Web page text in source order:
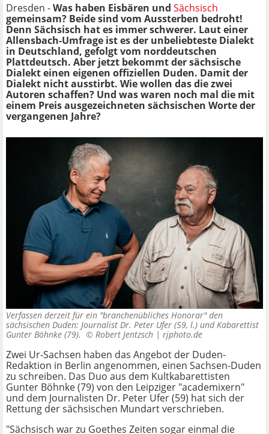
Dresden -Was haben Eisbären und Sächsisch
gemeinsam? Beide sind vom Aussterben bedroht!
Denn Sächsisch hat es immer schwerer. Laut einer
Allensbach-Umfrage ist es der unbeliebteste Dialekt
in Deutschland, gefolgt vom norddeutschen
Plattdeutsch. Aber jetzt bekommt der sächsische
Dialekt einen eigenen offiziellen Duden. Damit der
Dialekt nicht ausstirbt. Wie wollen das die zwei
Autoren schaffen? Und was waren noch mal die mit
einem Preis ausgezeichneten sächsischen Worte der
vergangenen Jahre?
Verfassen derzeit für ein "branchenübliches Honorar" den
sächsischen Duden: Journalist Dr. Peter Ufer (59, l.) und Kabarettist
Gunter Böhnke (79). © Robert Jentzsch | rjphoto.de
Zwei Ur-Sachsen haben das Angebot der Duden-
Redaktion in Berlin angenommen, einen Sachsen-Duden
zu schreiben. Das Duo aus dem Kultkabarettisten
Gunter Böhnke (79) von den Leipziger "academixern"
und dem Journalisten Dr. Peter Ufer (59) hat sich der
Rettung der sächsischen Mundart verschrieben.
"Sächsisch war zu Goethes Zeiten sogar einmal die